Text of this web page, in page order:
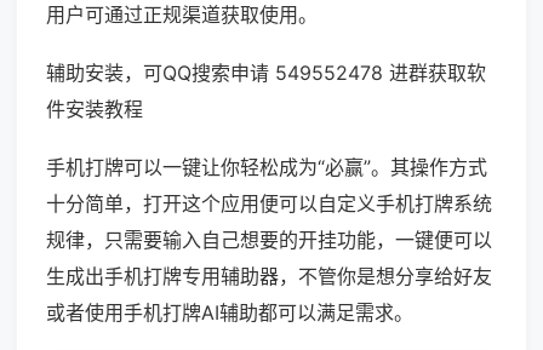
用户可通过正规渠道获取使用。
辅助安装，可QQ搜索申请 549552478 进群获取软
件安装教程
手机打牌可以一键让你轻松成为“必赢”。其操作方式
十分简单，打开这个应用便可以自定义手机打牌系统
规律，只需要输入自己想要的开挂功能，一键便可以
生成出手机打牌专用辅助器，不管你是想分享给好友
或者使用手机打牌AI辅助都可以满足需求。